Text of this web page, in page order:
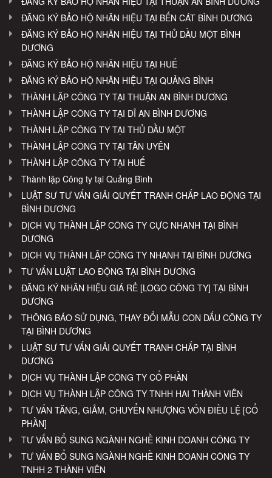
ĐĂNG KÝ BẢO HỘ NHÃN HIỆU TẠI BẾN CÁT BÌNH DƯƠNG
ĐĂNG KÝ BẢO HỘ NHÃN HIỆU TẠI THỦ DẦU MỘT BÌNH
DƯƠNG
ĐĂNG KÝ BẢO HỘ NHÃN HIỆU TẠI HUẾ
ĐĂNG KÝ BẢO HỘ NHÃN HIỆU TẠI QUẢNG BÌNH
THÀNH LẬP CÔNG TY TẠI THUẬN AN BÌNH DƯƠNG
THÀNH LẬP CÔNG TY TẠI DĨ AN BÌNH DƯƠNG
THÀNH LẬP CÔNG TY TẠI THỦ DẦU MỘT
THÀNH LẬP CÔNG TY TẠI TÂN UYÊN
THÀNH LẬP CÔNG TY TẠI HUẾ
Thành lập Công ty tại Quảng Bình
LUẬT SƯ TƯ VẤN GIẢI QUYẾT TRANH CHẤP LAO ĐỘNG TẠI
BÌNH DƯƠNG
DỊCH VỤ THÀNH LẬP CÔNG TY CỰC NHANH TẠI BÌNH
DƯƠNG
DỊCH VỤ THÀNH LẬP CÔNG TY NHANH TẠI BÌNH DƯƠNG
TƯ VẤN LUẬT LAO ĐỘNG TẠI BÌNH DƯƠNG
ĐĂNG KÝ NHÃN HIỆU GIÁ RẺ [LOGO CÔNG TY] TẠI BÌNH
DƯƠNG
THÔNG BÁO SỬ DỤNG, THAY ĐỔI MẪU CON DẤU CÔNG TY
TẠI BÌNH DƯƠNG
LUẬT SƯ TƯ VẤN GIẢI QUYẾT TRANH CHẤP TẠI BÌNH
DƯƠNG
DỊCH VỤ THÀNH LẬP CÔNG TY CỔ PHẦN
DỊCH VỤ THÀNH LẬP CÔNG TY TNHH HAI THÀNH VIÊN
TƯ VẤN TĂNG, GIẢM, CHUYỂN NHƯỢNG VỐN ĐIỀU LỆ [CỔ
PHẦN]
TƯ VẤN BỔ SUNG NGÀNH NGHỀ KINH DOANH CÔNG TY
TƯ VẤN BỔ SUNG NGÀNH NGHỀ KINH DOANH CÔNG TY
TNHH 2 THÀNH VIÊN